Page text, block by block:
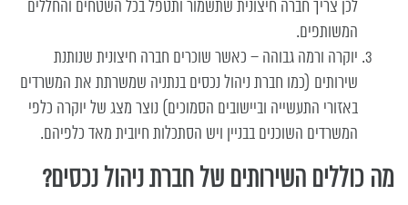
לכן צריך חברה חיצונית שתשמור ותטפל בכל השטחים והחללים
המשותפים.
יוקרה ורמה גבוהה – כאשר שוכרים חברה חיצונית שנותנת
שירותים (כמו חברת ניהול נכסים בנתניה שמשרתת את המשרדים
באזורי התעשייה וביישובים הסמוכים) נוצר מצג של יוקרה כלפי
המשרדים השוכנים בבניין ויש הסתכלות חיובית מאד כלפיהם.
מה כוללים השירותים של חברת ניהול נכסים?